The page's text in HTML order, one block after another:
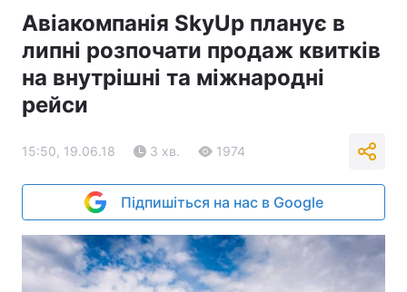
Авіакомпанія SkyUp планує в
липні розпочати продаж квитків
на внутрішні та міжнародні
рейси
15:50, 19.06.18 3 хв. 1974
Підпишіться на нас в Google